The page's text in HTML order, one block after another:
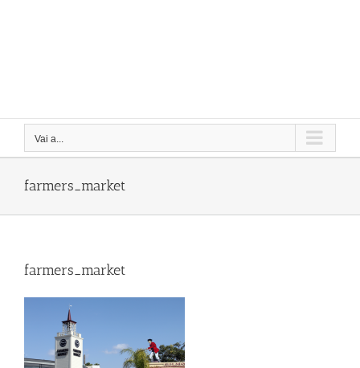
Vai a...
farmers_market
farmers_market